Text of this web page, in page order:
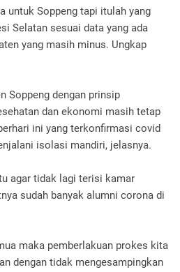
untuk Soppeng tapi itulah yang
Selatan sesuai data yang ada
yang masih minus. Ungkap
Soppeng dengan prinsip
dan ekonomi masih tetap
ini yang terkonfirmasi covid
isolasi mandiri, jelasnya.
agar tidak lagi terisi kamar
sudah banyak alumni corona di
maka pemberlakuan prokes kita
dengan tidak mengesampingkan